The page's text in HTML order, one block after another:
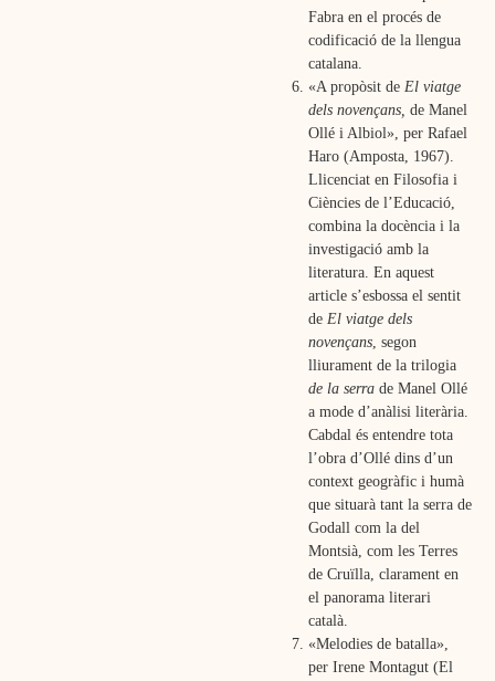
Fabra en el procés de
codificació de la llengua
catalana.
«A propòsit deEl viatge
dels novençans,de Manel
Ollé i Albiol», per Rafael
Haro (Amposta, 1967).
Llicenciat en Filosofia i
Ciències de l’Educació,
combina la docència i la
investigació amb la
literatura. En aquest
article s’esbossa el sentit
deEl viatge dels
novençans, segon
lliurament de la trilogia
de la serrade Manel Ollé
a mode d’anàlisi literària.
Cabdal és entendre tota
l’obra d’Ollé dins d’un
context geogràfic i humà
que situarà tant la serra de
Godall com la del
Montsià, com les Terres
de Cruïlla, clarament en
el panorama literari
català.
«Melodies de batalla»,
perIrene Montagut (El